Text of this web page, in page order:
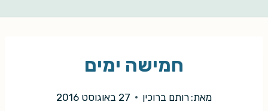
חמישה ימים
מאת: רותם ברוכין 27 באוגוסט 2016